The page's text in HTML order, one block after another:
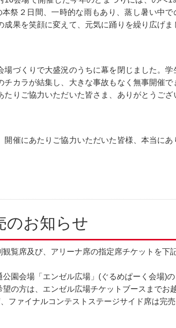
祭２日間、一時的な雨もあり、蒸し暑い中で
果を笑顔に変えて、元気に踊りを繰り広げま
づくりで大盛況のうちに幕を閉じました。学
カラが結集し、大きな事故もなく無事開催で
りご協力いただいた皆さま、ありがとうござ
催にあたりご協力いただいた皆様、本当にあ
のお知らせ
覧席及び、アリーナ席の指定席チケットを下
園会場「エンゼル広場」(ぐるめぱーく会場)の
の方は、エンゼル広場チケットブースまでお
ファイナルコンテストステージサイド席は完売